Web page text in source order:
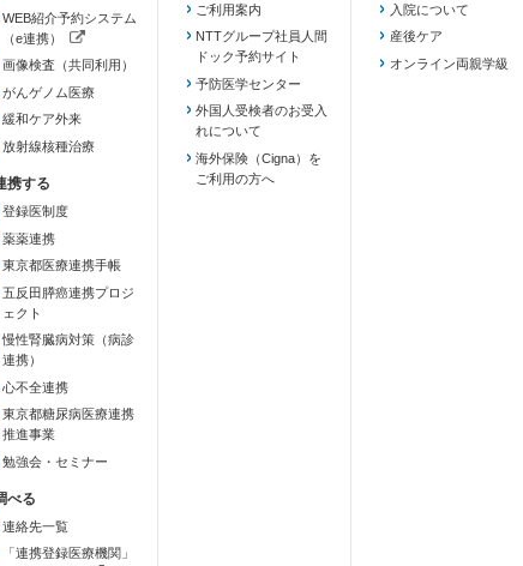
WEB紹介予約システム
（e連携）
（新しいタブで開きます）
画像検査（共同利用）
がんゲノム医療
緩和ケア外来
放射線核種治療
登録医制度
薬薬連携
東京都医療連携手帳
五反田膵癌連携プロジ
ェクト
慢性腎臓病対策（病診
連携）
心不全連携
東京都糖尿病医療連携
推進事業
勉強会・セミナー
連絡先一覧
「連携登録医療機関」
ご利用案内
NTTグループ社員人間
ドック予約サイト
予防医学センター
外国人受検者のお受入
れについて
海外保険（Cigna）を
ご利用の方へ
入院について
産後ケア
オンライン両親学級